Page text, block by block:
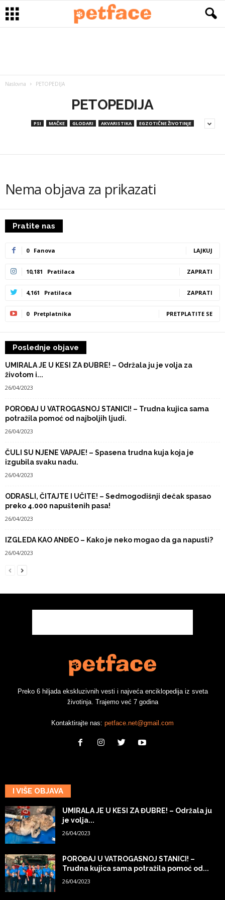
Naslovna PETOPEDIJA
PETOPEDIJA
PSI MAČKE GLODARI AKVARISTIKA EGZOTIČNE ŽIVOTINJE
Nema objava za prikazati
Pratite nas
0 Fanova LAJKUJ
10,181 Pratilaca ZAPRATI
4,161 Pratilaca ZAPRATI
0 Pretplatnika PRETPLATITE SE
Poslednje objave
UMIRALA JE U KESI ZA ĐUBRE! – Održala ju je volja za
životom i...
26/04/2023
POROĐAJ U VATROGASNOJ STANICI! – Trudna kujica sama
potražila pomoć od najboljih ljudi.
26/04/2023
ČULI SU NJENE VAPAJE! – Spasena trudna kuja koja je
izgubila svaku nadu.
26/04/2023
ODRASLI, ČITAJTE I UČITE! – Sedmogodišnji dečak spasao
preko 4.000 napuštenih pasa!
26/04/2023
IZGLEDA KAO ANĐEO – Kako je neko mogao da ga napusti?
26/04/2023
Preko 6 hiljada ekskluzivnih vesti i najveća enciklopedija iz sveta
životinja. Trajemo već 7 godina
Kontaktirajte nas: petface.net@gmail.com
I VIŠE OBJAVA
UMIRALA JE U KESI ZA ĐUBRE! – Održala ju
je volja...
26/04/2023
POROĐAJ U VATROGASNOJ STANICI! –
Trudna kujica sama potražila pomoć od...
26/04/2023